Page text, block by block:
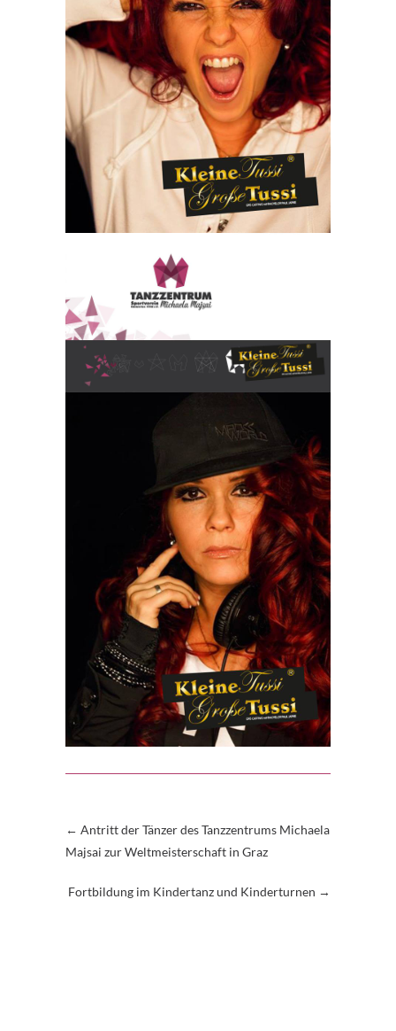
← Antritt der Tänzer des Tanzzentrums Michaela
Majsai zur Weltmeisterschaft in Graz
Fortbildung im Kindertanz und Kinderturnen →